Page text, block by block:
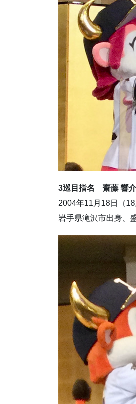
3巡目指名 齋藤 響
2004年11月18日（
岩手県滝沢市出身、